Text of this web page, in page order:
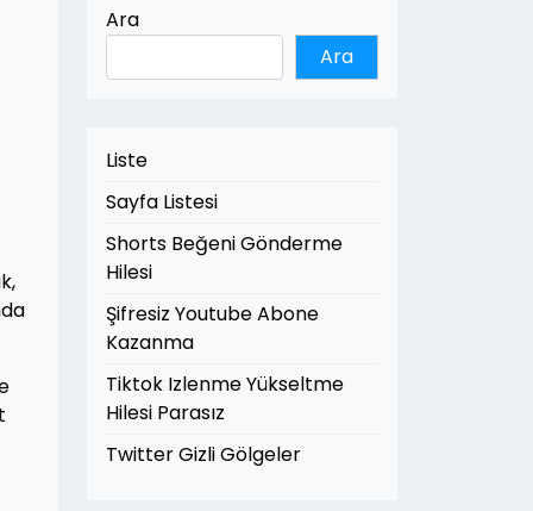
Ara
Ara
Liste
Sayfa Listesi
Shorts Beğeni Gönderme
Hilesi
Şifresiz Youtube Abone
Kazanma
Tiktok Izlenme Yükseltme
Hilesi Parasız
Twitter Gizli Gölgeler